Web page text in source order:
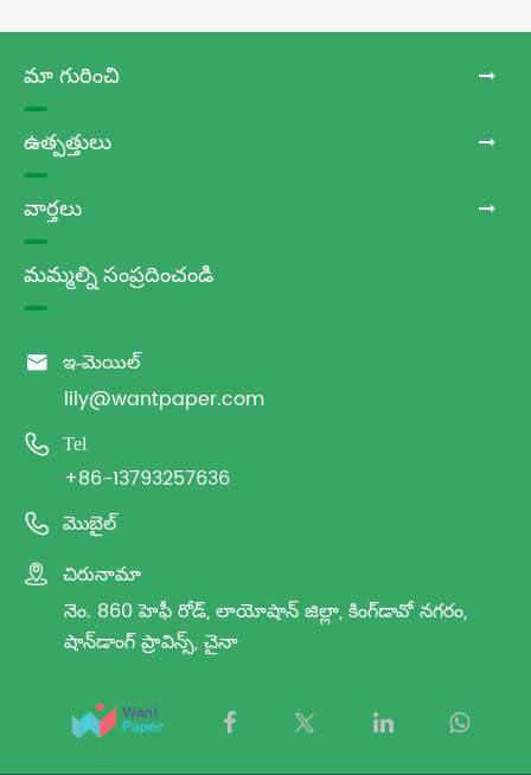
మా గురించి
ఉత్పత్తులు
వార్తలు
మమ్మల్ని సంప్రదించండి
 ఇ-మెయిల్
lily@wantpaper.com
 Tel
+86-13793257636
 మొబైల్
 చిరునామా
నెం. 860 హెఫీ రోడ్, లాయోషాన్ జిల్లా, కింగ్‌డావో నగరం,
షాన్‌డాంగ్ ప్రావిన్స్, చైనా